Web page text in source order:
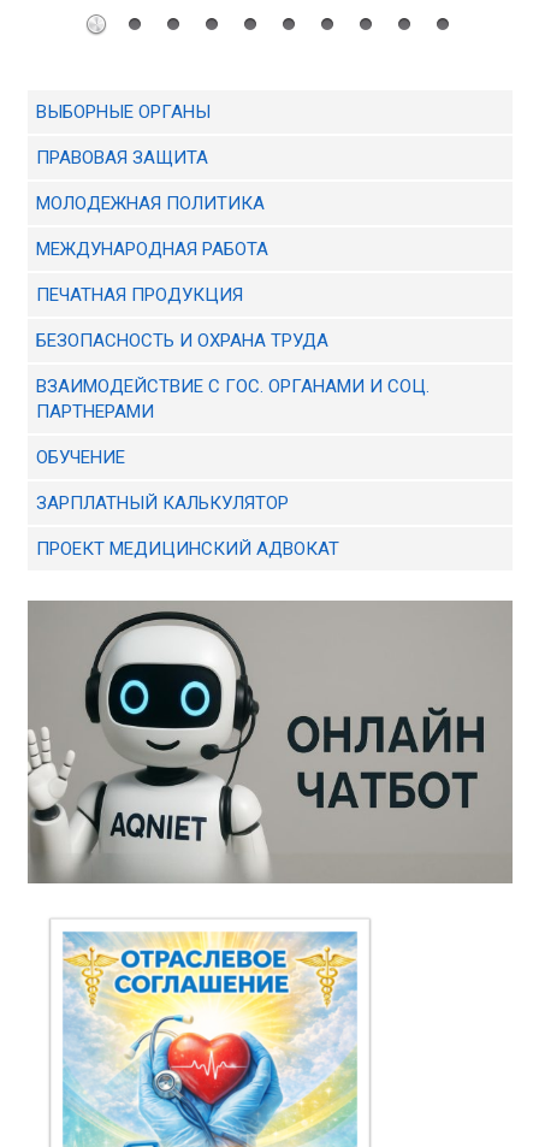
ВЫБОРНЫЕ ОРГАНЫ
ПРАВОВАЯ ЗАЩИТА
МОЛОДЕЖНАЯ ПОЛИТИКА
МЕЖДУНАРОДНАЯ РАБОТА
ПЕЧАТНАЯ ПРОДУКЦИЯ
БЕЗОПАСНОСТЬ И ОХРАНА ТРУДА
ВЗАИМОДЕЙСТВИЕ С ГОС. ОРГАНАМИ И СОЦ.
ПАРТНЕРАМИ
ОБУЧЕНИЕ
ЗАРПЛАТНЫЙ КАЛЬКУЛЯТОР
ПРОЕКТ МЕДИЦИНСКИЙ АДВОКАТ